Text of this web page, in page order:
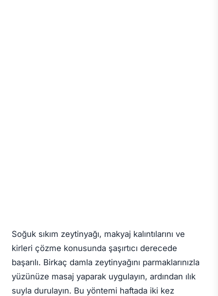
Soğuk sıkım zeytinyağı, makyaj kalıntılarını ve
kirleri çözme konusunda şaşırtıcı derecede
başarılı. Birkaç damla zeytinyağını parmaklarınızla
yüzünüze masaj yaparak uygulayın, ardından ılık
suyla durulayın. Bu yöntemi haftada iki kez